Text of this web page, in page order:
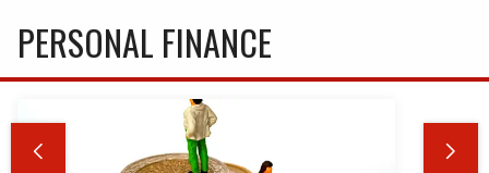
PERSONAL FINANCE
 